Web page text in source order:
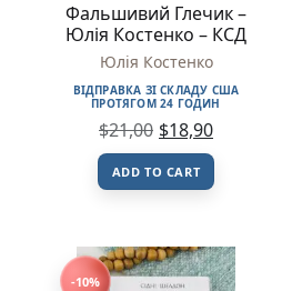
Фальшивий Глечик –
Юлія Костенко – КСД
Юлія Костенко
ВІДПРАВКА ЗІ СКЛАДУ США
ПРОТЯГОМ 24 ГОДИН
$21,00 $18,90
ADD TO CART
-10%